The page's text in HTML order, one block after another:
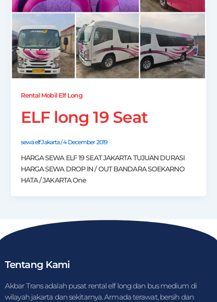
Rental Mobil Elf Long
ELF long 19 Seat
sewa elf Jakarta/4 December 2019
HARGA SEWA ELF 19 SEAT JAKARTA TUJUAN DURASI
HARGA SEWA DROP IN / OUT BANDARA SOEKARNO
HATA / JAKARTA One
Tentang Kami
Akbar Trans adalah pusat rental elf long dan bus medium di
wilayah jakarta dan sekitarnya. Armada terawat, bersih dan